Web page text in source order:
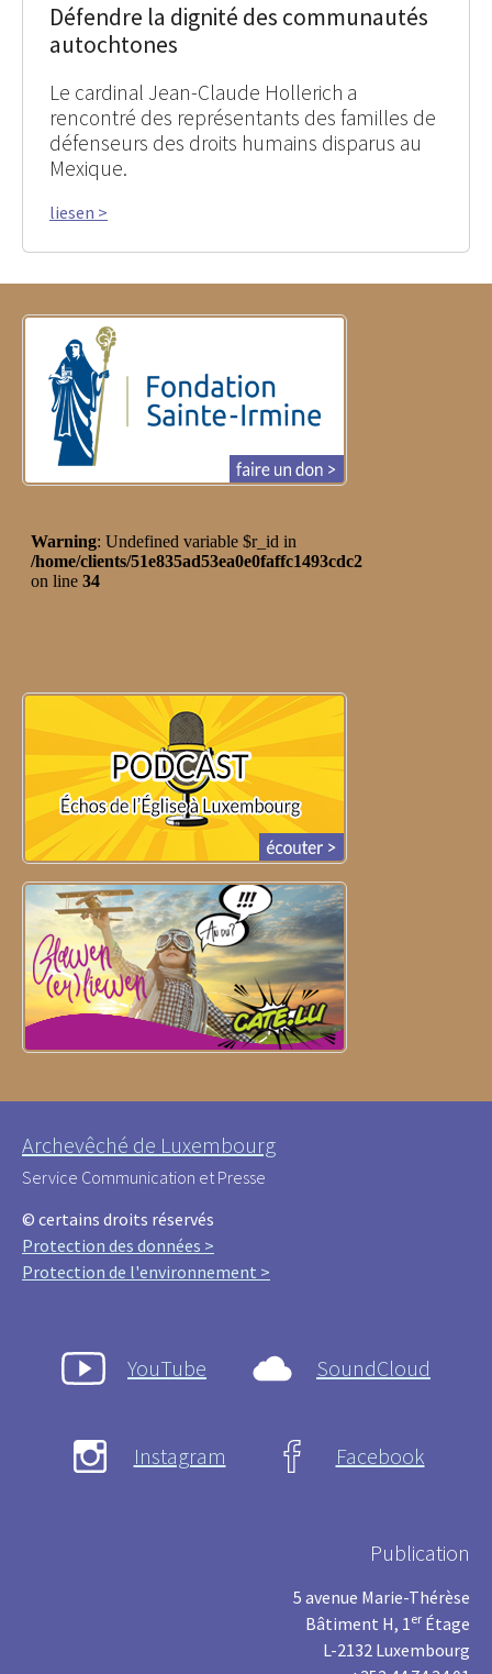
Défendre la dignité des communautés
autochtones
Le cardinal Jean-Claude Hollerich a
rencontré des représentants des familles de
défenseurs des droits humains disparus au
Mexique.
liesen >
Archevêché de Luxembourg
Service Communication et Presse
© certains droits réservés
Protection des données >
Protection de l'environnement >
YouTube SoundCloud
Instagram Facebook
Publication
5 avenue Marie-Thérèse
Bâtiment H, 1 er Étage
L-2132 Luxembourg